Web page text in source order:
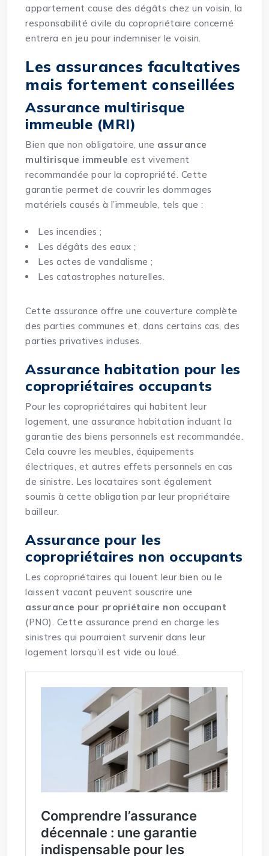
appartement cause des dégâts chez un voisin, la
responsabilité civile du copropriétaire concerné
entrera en jeu pour indemniser le voisin.
Les assurances facultatives
mais fortement conseillées
Assurance multirisque
immeuble (MRI)
Bien que non obligatoire, une assurance
multirisque immeuble est vivement
recommandée pour la copropriété. Cette
garantie permet de couvrir les dommages
matériels causés à l’immeuble, tels que :
Les incendies ;
Les dégâts des eaux ;
Les actes de vandalisme ;
Les catastrophes naturelles.
Cette assurance offre une couverture complète
des parties communes et, dans certains cas, des
parties privatives incluses.
Assurance habitation pour les
copropriétaires occupants
Pour les copropriétaires qui habitent leur
logement, une assurance habitation incluant la
garantie des biens personnels est recommandée.
Cela couvre les meubles, équipements
électriques, et autres effets personnels en cas
de sinistre. Les locataires sont également
soumis à cette obligation par leur propriétaire
bailleur.
Assurance pour les
copropriétaires non occupants
Les copropriétaires qui louent leur bien ou le
laissent vacant peuvent souscrire une
assurance pour propriétaire non occupant
(PNO). Cette assurance prend en charge les
sinistres qui pourraient survenir dans leur
logement lorsqu’il est vide ou loué.